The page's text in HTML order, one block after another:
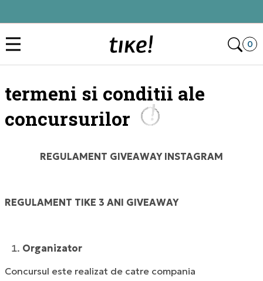
0
termeni si conditii ale
concursurilor
REGULAMENT GIVEAWAY INSTAGRAM
REGULAMENT TIKE 3 ANI GIVEAWAY
Organizator
Concursul este realizat de catre compania